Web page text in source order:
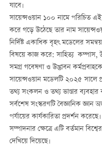
যাবে।
সায়েন্সওয়ান ১০০ নামে পরিচিত
করে গড়ে উঠেছে তার নাম
নির্দিষ্ট একাধিক বৃহৎ মডেলের
বিষয়ে কাজ করে: সাহিত্য কম্পাস,
সমগ্র গবেষণা ও উদ্ভাবন
সায়েন্সওয়ান মডেলটি ২০২৫ সালে
তথ্য সংকলন ও তথ্য ভাণ্ডার
সর্বশেষ সংস্করণটি বৈজ্ঞানিক জ্ঞান
পর্যায়ের কার্যকারিতা প্রদর্শন
সম্পাদনার ক্ষেত্রে এটি বর্তমান
দেখিয়ে দিয়েছে।